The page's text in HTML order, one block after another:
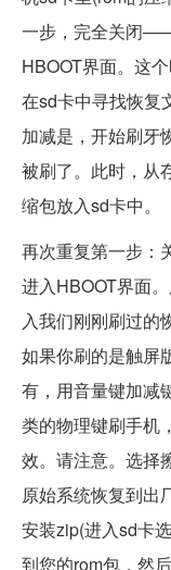
一步，完全关闭
HBOOT界面。这
在sd卡中寻找恢复
加减是，开始刷牙
被刷了。此时，从
缩包放入sd卡中。
再次重复第一步
进入HBOOT界面
入我们刚刚刷过的
如果你刷的是触屏
有，用音量键加减
类的物理键刷手机
效。请注意。选择
原始系统恢复到出
安装zip(进入sd卡
到您的rom包，然